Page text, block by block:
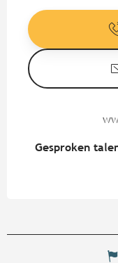
Gesproken
Gesproken